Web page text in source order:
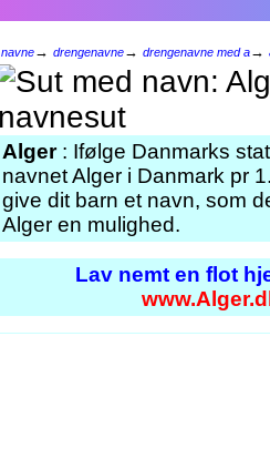
navne→ drengenavne→ drengenavne med a→
Alger: Ifølge Danmarks
navnet Alger i Danmark pr
give dit barn et navn, som
Alger en mulighed.
Lav nemt en flot